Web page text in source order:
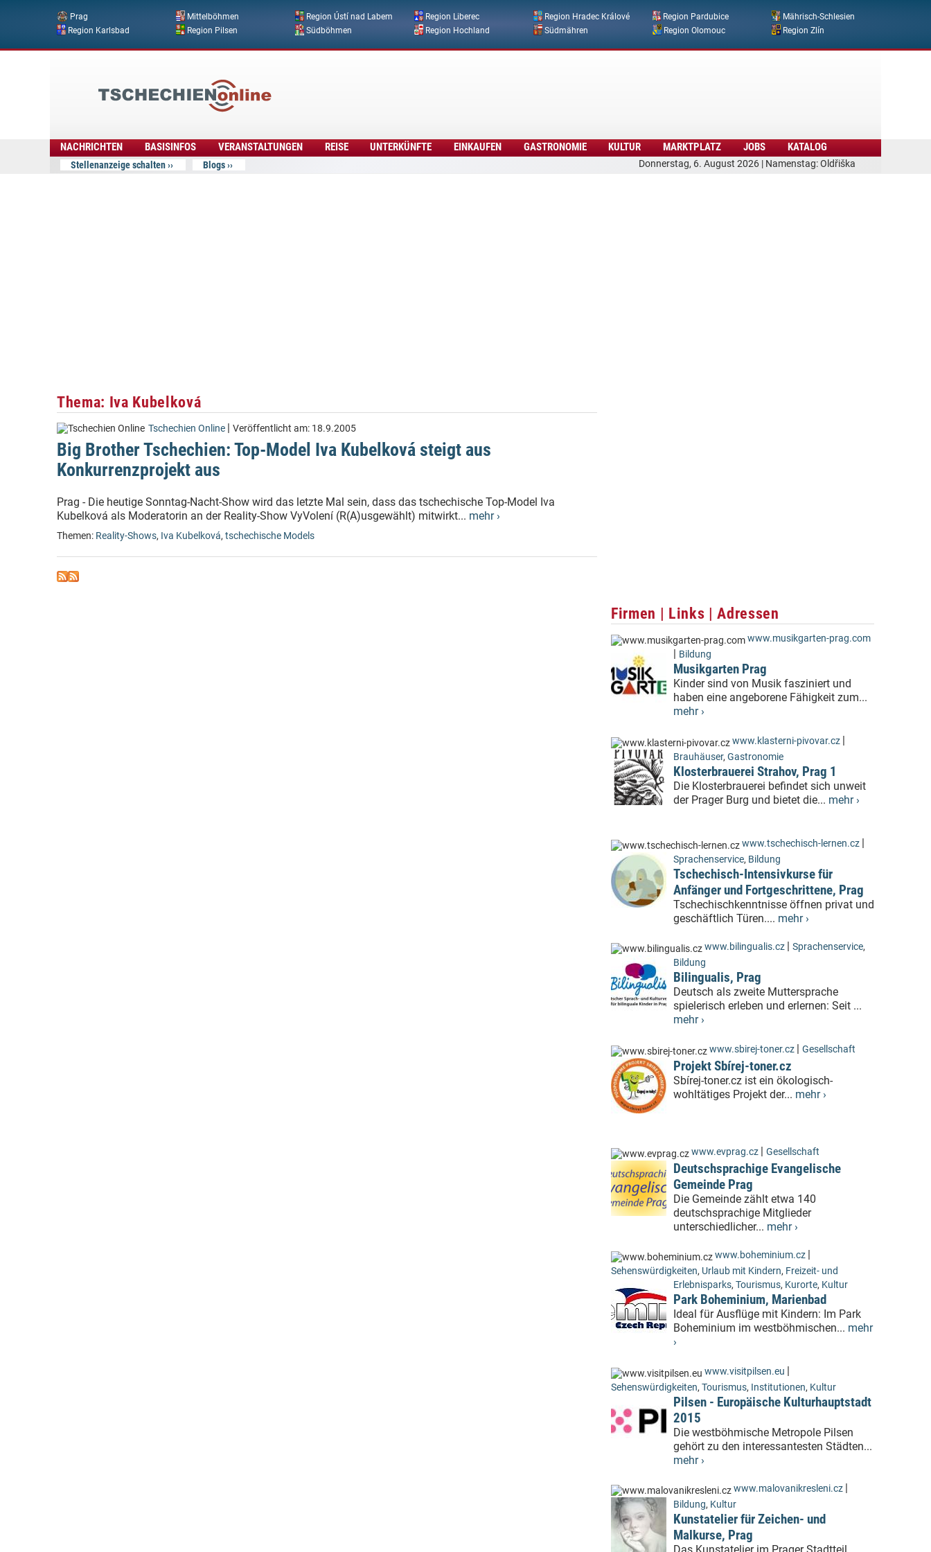
Direkt zum Inhalt
Prag Mittelböhmen Region Ústí nad Labem Region Liberec Region Hradec Králové Region Pardubice
Mährisch-Schlesien
Region Karlsbad
Region Pilsen Südböhmen Region Hochland Südmähren Region Olomouc Region Zlín
Donnerstag, 6. August 2026 | Namenstag: Oldřiška
Online
NACHRICHTEN BASISINFOS VERANSTALTUNGEN REISE UNTERKÜNFTE EINKAUFEN GASTRONOMIE KULTUR MARKTPLATZ JOBS KATALOG
Stellenanzeige schalten Blogs
Thema: Iva Kubelková
Tschechien Online | Veröffentlicht am: 18.9.2005
Big Brother Tschechien: Top-Model Iva Kubelková steigt aus
Konkurrenzprojekt aus
Prag - Die heutige Sonntag-Nacht-Show wird das letzte Mal sein, dass das tschechische Top-Model Iva
Kubelková als Moderatorin an der Reality-Show VyVolení (R(A)usgewählt) mitwirkt... mehr ›
Themen: Reality-Shows, Iva Kubelková, tschechische Models
Firmen | Links | Adressen
www.musikgarten-prag.com
| Bildung
Musikgarten Prag
Kinder sind von Musik fasziniert und
haben eine angeborene Fähigkeit zum...
mehr ›
www.klasterni-pivovar.cz |
Brauhäuser, Gastronomie
Klosterbrauerei Strahov, Prag 1
Die Klosterbrauerei befindet sich unweit
der Prager Burg und bietet die... mehr ›
www.tschechisch-lernen.cz |
Sprachenservice, Bildung
Tschechisch-Intensivkurse für
Anfänger und Fortgeschrittene, Prag
Tschechischkenntnisse öffnen privat und
geschäftlich Türen.... mehr ›
www.bilingualis.cz | Sprachenservice,
Bildung
Bilingualis, Prag
Deutsch als zweite Muttersprache
spielerisch erleben und erlernen: Seit ...
mehr ›
www.sbirej-toner.cz | Gesellschaft
Projekt Sbírej-toner.cz
Sbírej-toner.cz ist ein ökologisch-
wohltätiges Projekt der... mehr ›
www.evprag.cz | Gesellschaft
Deutschsprachige Evangelische
Gemeinde Prag
Die Gemeinde zählt etwa 140
deutschsprachige Mitglieder
unterschiedlicher... mehr ›
www.boheminium.cz |
Sehenswürdigkeiten, Urlaub mit Kindern, Freizeit- und
Erlebnisparks, Tourismus, Kurorte, Kultur
Park Boheminium, Marienbad
Ideal für Ausflüge mit Kindern: Im Park
Boheminium im westböhmischen... mehr
›
www.visitpilsen.eu |
Sehenswürdigkeiten, Tourismus, Institutionen, Kultur
Pilsen - Europäische Kulturhauptstadt
2015
Die westböhmische Metropole Pilsen
gehört zu den interessantesten Städten...
mehr ›
www.malovanikresleni.cz |
Bildung, Kultur
Kunstatelier für Zeichen- und
Malkurse, Prag